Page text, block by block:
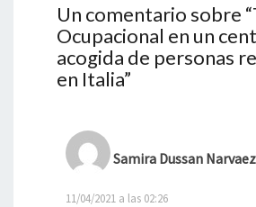
Un comentario sobre “
Ocupacional en un
acogida de personas
en Italia”
Samira Dussan Narvaez
11/04/2021 a las 02:26